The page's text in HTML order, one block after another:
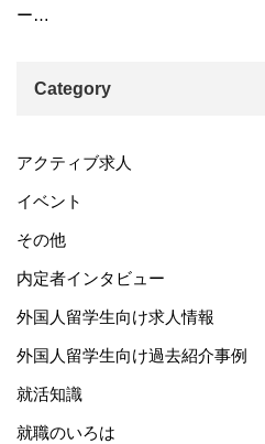
ー…
Category
アクティブ求人
イベント
その他
内定者インタビュー
外国人留学生向け求人情報
外国人留学生向け過去紹介事例
就活知識
就職のいろは